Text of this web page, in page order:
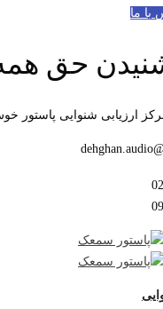
با ما
حق
ارزیابی شنوایی پاستور